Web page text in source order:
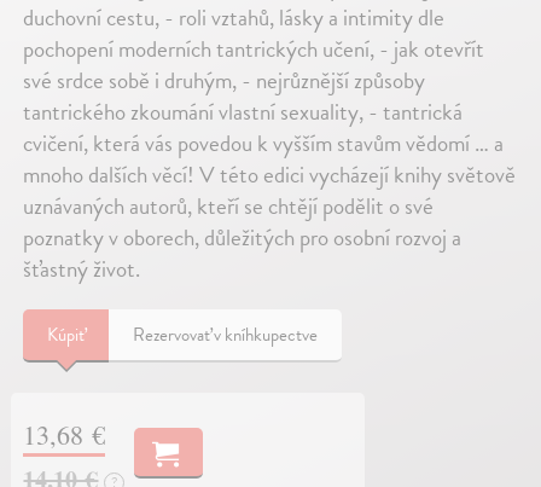
duchovní cestu, - roli vztahů, lásky a intimity dle
pochopení moderních tantrických učení, - jak otevřít
své srdce sobě i druhým, - nejrůznější způsoby
tantrického zkoumání vlastní sexuality, - tantrická
cvičení, která vás povedou k vyšším stavům vědomí … a
mnoho dalších věcí! V této edici vycházejí knihy světově
uznávaných autorů, kteří se chtějí podělit o své
poznatky v oborech, důležitých pro osobní rozvoj a
šťastný život.
Kúpiť Rezervovať v kníhkupectve
13,68 €
14,10 €
?